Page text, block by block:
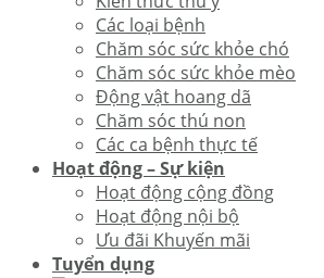
Các loại bệnh
Chăm sóc sức khỏe chó
Chăm sóc sức khỏe mèo
Động vật hoang dã
Chăm sóc thú non
Các ca bệnh thực tế
Hoạt động – Sự kiện
Hoạt động cộng đồng
Hoạt động nội bộ
Ưu đãi Khuyến mãi
Tuyển dụng